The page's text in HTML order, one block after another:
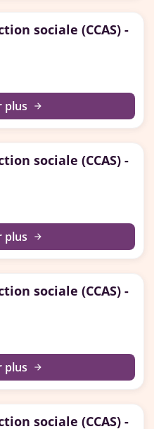
sociale (CCAS) -
plus arrow_forward
sociale (CCAS) -
plus arrow_forward
sociale (CCAS) -
plus arrow_forward
sociale (CCAS) -